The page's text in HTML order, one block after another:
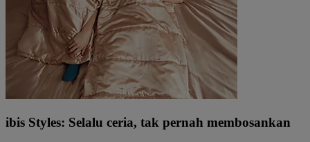
ibis Styles: Selalu ceria, tak pernah membosankan